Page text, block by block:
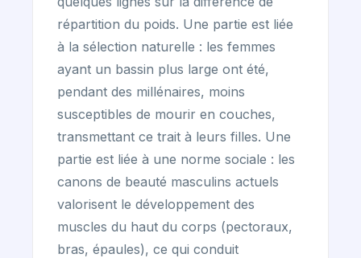
répartition du poids. Une partie est liée
à la sélection naturelle : les femmes
ayant un bassin plus large ont été,
pendant des millénaires, moins
susceptibles de mourir en couches,
transmettant ce trait à leurs filles. Une
partie est liée à une norme sociale : les
canons de beauté masculins actuels
valorisent le développement des
muscles du haut du corps (pectoraux,
bras, épaules), ce qui conduit